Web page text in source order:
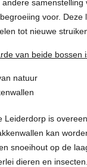
andere
voor.
tot nieuwe
van beide bossen
natuur
Leiderdorp is
kan
snoeihout op de
dieren en insecten.